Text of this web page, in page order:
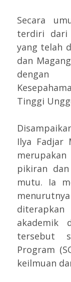
Secara
terdiri dari
yang telah
dan
dengan
Tinggi
Ilya Fadjar
pikiran
mutu. Ia
akademik
tersebut
Program
keilmuan